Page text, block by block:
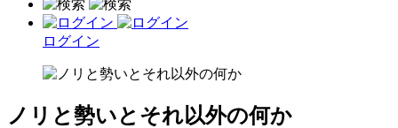
ログイン
ノリと勢いとそれ以外の何か